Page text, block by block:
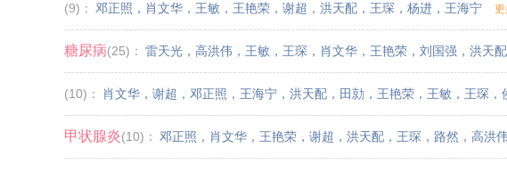
(9)： 邓正照 ， 肖文华 ， 王敏 ， 王艳荣 ， 谢超 ， 洪天配 ， 王琛 ， 杨进 ， 王海宁
糖尿病(25)： 雷天光 ， 高洪伟 ， 王敏 ， 王琛 ， 肖文华 ， 王艳荣 ， 刘国强 ， 洪天配
(10)： 肖文华 ， 谢超 ， 邓正照 ， 王海宁 ， 洪天配 ， 田勍 ， 王艳荣 ， 王敏 ， 王琛 ，
甲状腺炎(10)： 邓正照 ， 肖文华 ， 王艳荣 ， 谢超 ， 洪天配 ， 王琛 ， 路然 ， 高洪